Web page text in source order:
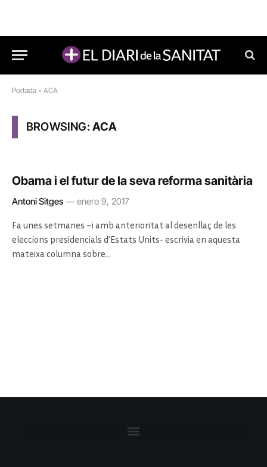
Portada » ACA
BROWSING:ACA
Obama i el futur de la seva reforma sanitària
Antoni Sitges enero 9, 2017
Fa unes setmanes –i amb anterioritat al desenllaç de les
eleccions presidencials d’Estats Units- escrivia en aquesta
mateixa columna sobre…